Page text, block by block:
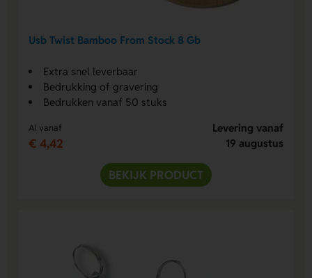
Usb Twist Bamboo From Stock 8 Gb
Extra snel leverbaar
Bedrukking of gravering
Bedrukken vanaf 50 stuks
Al vanaf
€ 4,42
Levering vanaf
19 augustus
BEKIJK PRODUCT